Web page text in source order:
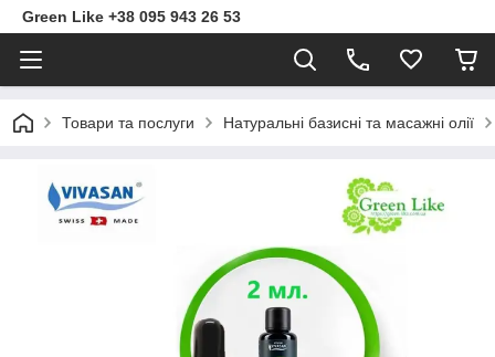
Green Like +38 095 943 26 53
Товари та послуги Натуральні базисні та масажні олії